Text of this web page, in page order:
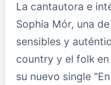
La cantautora e
Sophia Mór, una
sensibles y
country y el folk
su nuevo single